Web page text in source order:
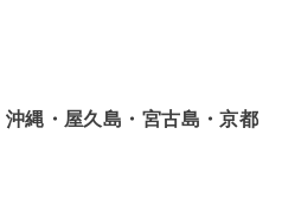
縄・屋久島・宮古島・京都